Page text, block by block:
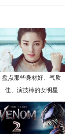
盘点那些身材好、气质
佳、演技棒的女明星